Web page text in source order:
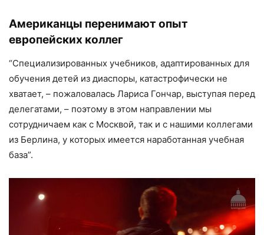
Американцы перенимают опыт
европейских коллег
“Специализированных учебников, адаптированных для
обучения детей из диаспоры, катастрофически не
хватает, – пожаловалась Лариса Гончар, выступая перед
делегатами, – поэтому в этом направлении мы
сотрудничаем как с Москвой, так и с нашими коллегами
из Берлина, у которых имеется наработанная учебная
база”.